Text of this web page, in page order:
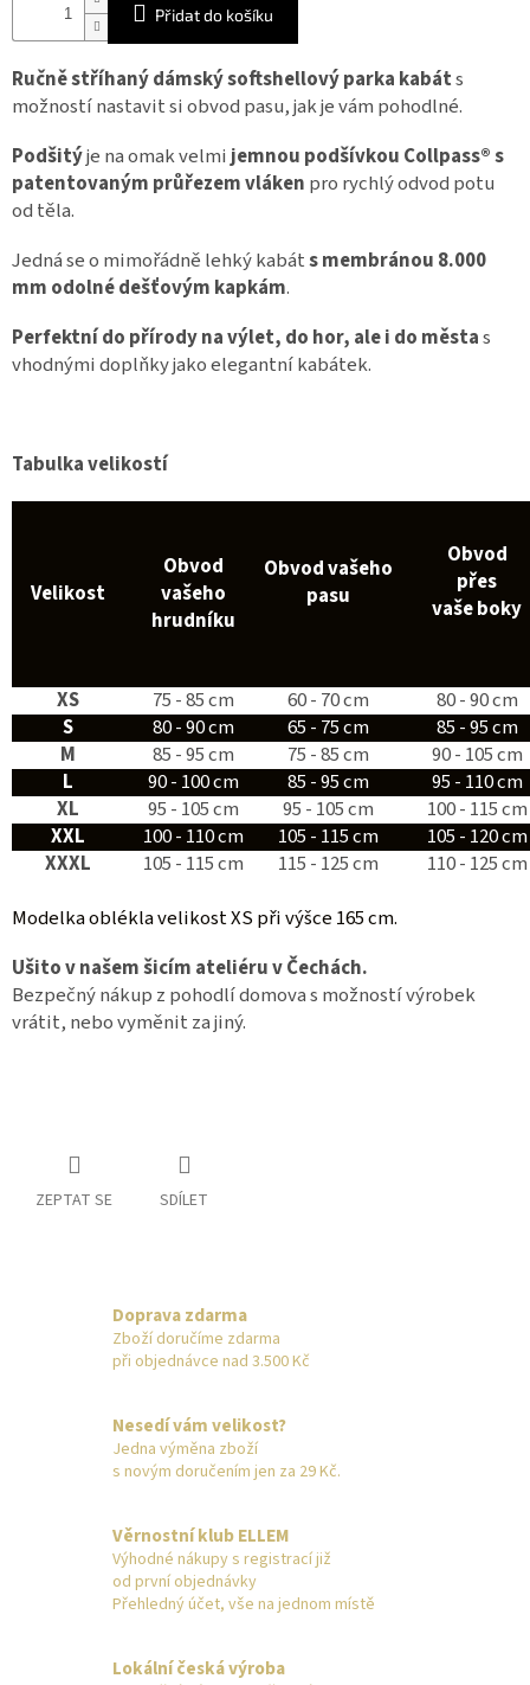
Přidat do košíku
Ručně stříhaný dámský softshellový parka kabáts
možností nastavit si obvod pasu, jak je vám pohodlné.
Podšitýje na omak velmijemnou podšívkou Collpass® s
patentovaným průřezem vláken pro rychlý odvod potu
od těla.
Jedná se o mimořádně lehký kabáts membránou 8.000
mm odolné dešťovým kapkám.
Perfektní do přírody na výlet, do hor, ale i do městas
vhodnými doplňky jako elegantní kabátek.
Tabulka velikostí
Velikost
Obvod
vašeho
hrudníku
Obvod vašeho
pasu
Obvod
přes
vaše boky
XS 75 - 85 cm 60 - 70 cm
80 - 90 cm
S
80 - 90 cm 65 - 75 cm
85 - 95 cm
M
85 - 95 cm 75 - 85 cm
90 - 105 cm
L
90 - 100 cm 85 - 95 cm
95 - 110 cm
XL
95 - 105 cm 95 - 105 cm
100 - 115 cm
XXL
100 - 110 cm 105 - 115 cm
105 - 120 cm
XXXL
105 - 115 cm 115 - 125 cm
110 - 125 cm
Modelka oblékla velikost XS při výšce 165 cm.
Ušito v našem šicím ateliéru v Čechách.
Bezpečný nákup z pohodlí domova s možností výrobek
vrátit, nebo vyměnit za jiný.
ZEPTAT SE SDÍLET
Doprava zdarma
Zboží doručíme zdarma
při objednávce nad 3.500 Kč
Nesedí vám velikost?
Jedna výměna zboží
s novým doručením jen za 29 Kč.
Věrnostní klub ELLEM
Výhodné nákupy s registrací již
od první objednávky
Přehledný účet, vše na jednom místě
Lokální česká výroba